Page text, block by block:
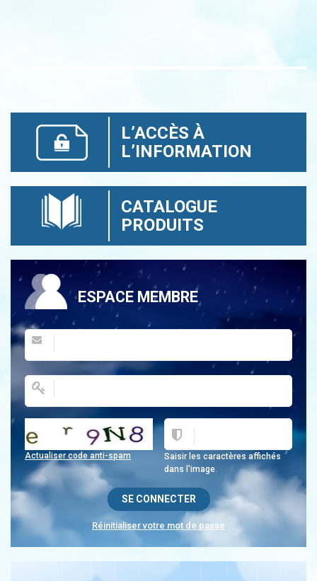
L’ACCÈS À
L’INFORMATION
CATALOGUE
PRODUITS
ESPACE MEMBRE
Saisir les caractères affichés
dans l'image.
Actualiser code anti-spam
Réinitialiser votre mot de passe